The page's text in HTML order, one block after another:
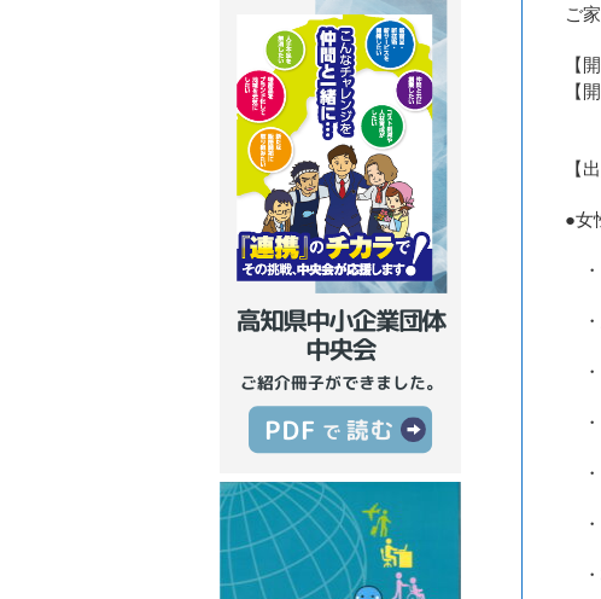
ご家
【開
【
※
【
●女
・な
・土
・日
・大
・と
・大
・株